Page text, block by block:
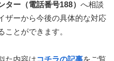
ター（電話番号188） へ相談
ザーから今後の具体的な対応
ことができます。
た内容はコチラの記事をご覧